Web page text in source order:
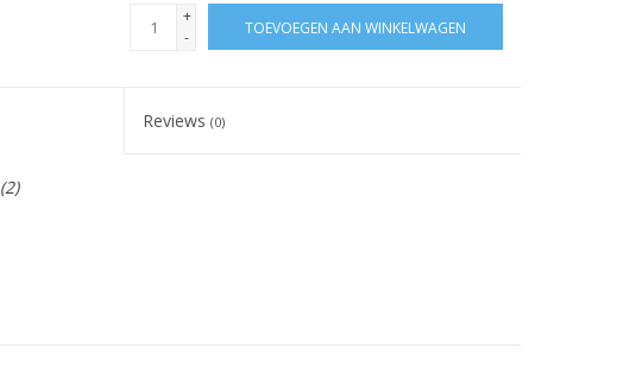
+
-
TOEVOEGEN AAN WINKELWAGEN
Reviews(0)